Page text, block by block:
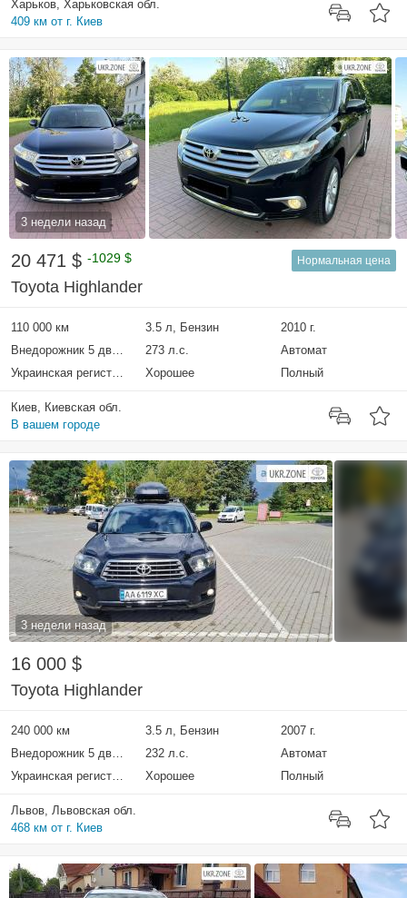
Харьков, Харьковская обл.
409 км от г. Киев
3 недели назад
20 471 $ -1029 $ Нормальная цена
Toyota Highlander
110 000 км 3.5 л, Бензин
2010 г.
Внедорожник 5 дверей
273 л.с.
Автомат
Украинская регистрация
Хорошее Полный
Киев, Киевская обл.
В вашем городе
3 недели назад
16 000 $
Toyota Highlander
240 000 км 3.5 л, Бензин
2007 г.
Внедорожник 5 дверей
232 л.с.
Автомат
Украинская регистрация
Хорошее Полный
Львов, Львовская обл.
468 км от г. Киев